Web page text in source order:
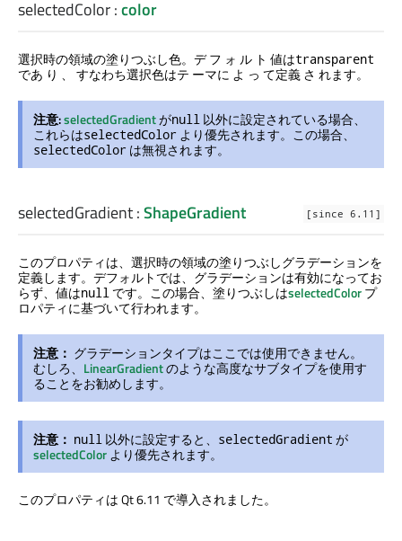
selectedColor:color
選択時の領域の塗りつぶし色。デ フ ォ ル ト 値はtransparent
であ り 、 すなわち選択色はテ ーマに よ っ て定義 さ れます。
注意:selectedGradientがnull 以外に設定されている場合、
これらはselectedColor より優先されます。この場合、
selectedColor は無視されます。
selectedGradient:ShapeGradient [since 6.11]
このプロパティは、選択時の領域の塗りつぶしグラデーションを
定義します。デフォルトでは、グラデーションは有効になってお
らず、値はnull です。この場合、塗りつぶしはselectedColorプ
ロパティに基づいて行われます。
注意： グラデーションタイプはここでは使用できません。
むしろ、 LinearGradientのような高度なサブタイプを使用す
ることをお勧めします。
注意： null 以外に設定すると、 selectedGradient が
selectedColorより優先されます。
このプロパティは Qt 6.11 で導入されました。